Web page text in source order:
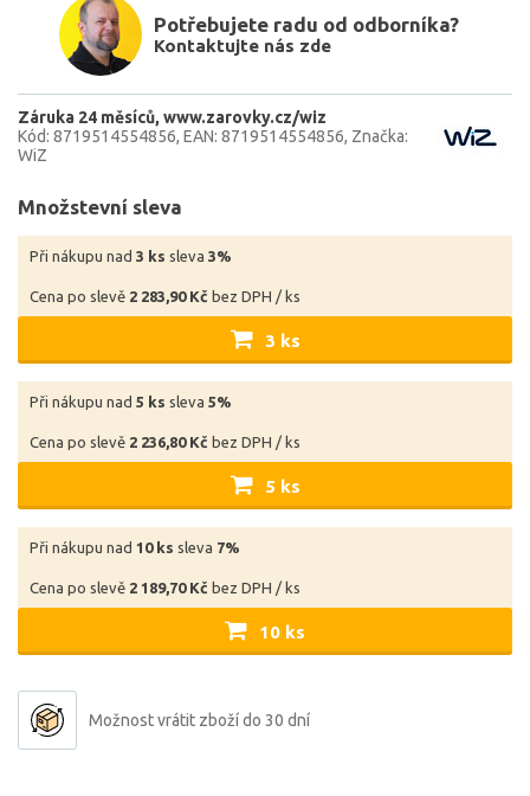
Potřebujete radu od odborníka?
Kontaktujte nás zde
Záruka 24 měsíců www.zarovky.cz/wiz
Kód: 8719514554856 EAN: 8719514554856 Značka:
WiZ
Množstevní sleva
Při nákupu nad 3 ks sleva 3%
Cena po slevě 2 283,90 Kč bez DPH / ks
3 ks
Při nákupu nad 5 ks sleva 5%
Cena po slevě 2 236,80 Kč bez DPH / ks
5 ks
Při nákupu nad 10 ks sleva 7%
Cena po slevě 2 189,70 Kč bez DPH / ks
10 ks
Možnost vrátit zboží do 30 dní